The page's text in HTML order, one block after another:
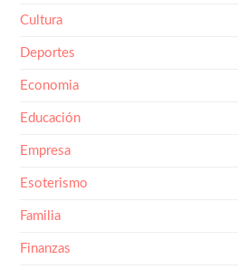
Cultura
Deportes
Economia
Educación
Empresa
Esoterismo
Familia
Finanzas